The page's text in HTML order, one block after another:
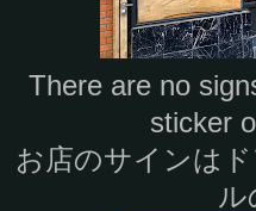
There are no
sticker
お店のサインは
ル